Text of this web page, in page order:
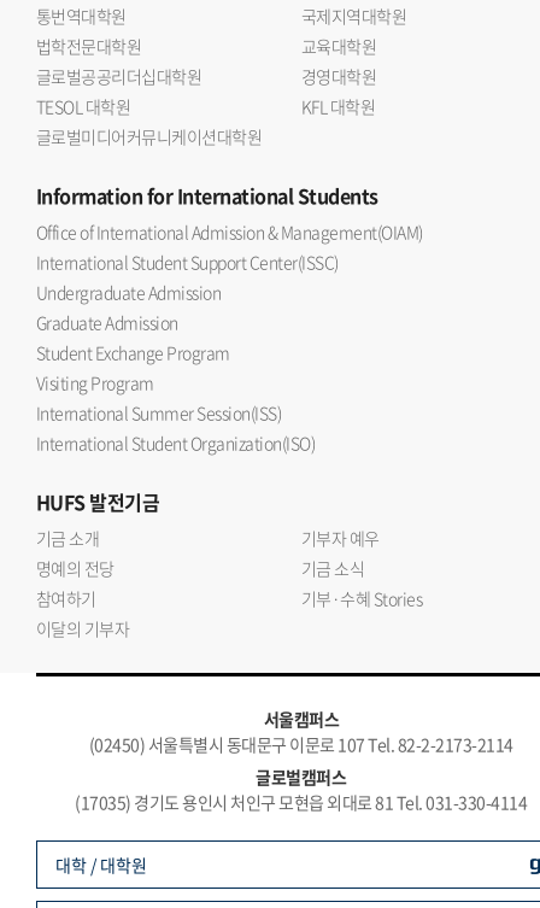
통번역대학원
국제지역대학원
법학전문대학원
교육대학원
글로벌공공리더십대학원
경영대학원
TESOL 대학원
KFL 대학원
글로벌미디어커뮤니케이션대학원
Informationfor International Students
Office of International Admission & Management(OIAM)
International Student Support Center(ISSC)
Undergraduate Admission
Graduate Admission
Student Exchange Program
Visiting Program
International Summer Session(ISS)
International Student Organization(ISO)
HUFS발전기금
기금 소개
기부자 예우
명예의 전당
기금 소식
참여하기
기부·수혜 Stories
이달의 기부자
서울캠퍼스
(02450) 서울특별시 동대문구 이문로 107 Tel. 82-2-2173-2114
글로벌캠퍼스
(17035) 경기도 용인시 처인구 모현읍 외대로 81 Tel. 031-330-4114
대학 / 대학원